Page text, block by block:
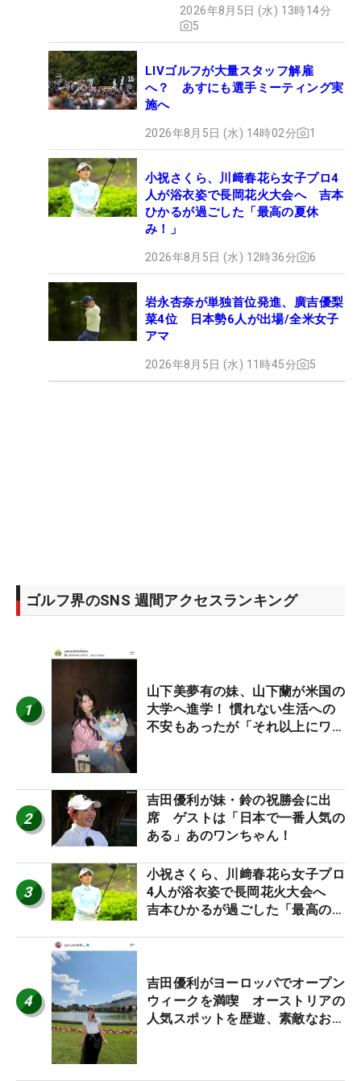
2026年8月5日 (水) 13時14分
5
LIVゴルフが大量スタッフ解雇
へ？ あすにも選手ミーティング実
施へ
2026年8月5日 (水) 14時02分 1
小祝さくら、川﨑春花ら女子プロ4
人が浴衣姿で長岡花火大会へ 吉本
ひかるが過ごした「最高の夏休
み！」
2026年8月5日 (水) 12時36分 6
岩永杏奈が単独首位発進、廣吉優梨
菜4位 日本勢6人が出場/全米女子
アマ
2026年8月5日 (水) 11時45分 5
ゴルフ界のSNS 週間アクセスランキング
1
山下美夢有の妹、山下蘭が米国の
大学へ進学！ 慣れない生活への
不安もあったが「それ以上にワク
2
吉田優利が妹・鈴の祝勝会に出
席 ゲストは「日本で一番人気の
ある」あのワンちゃん！
3
小祝さくら、川﨑春花ら女子プロ
4人が浴衣姿で長岡花火大会へ
吉本ひかるが過ごした「最高の夏
4
吉田優利がヨーロッパでオープン
ウィークを満喫 オーストリアの
人気スポットを歴遊、素敵なお土